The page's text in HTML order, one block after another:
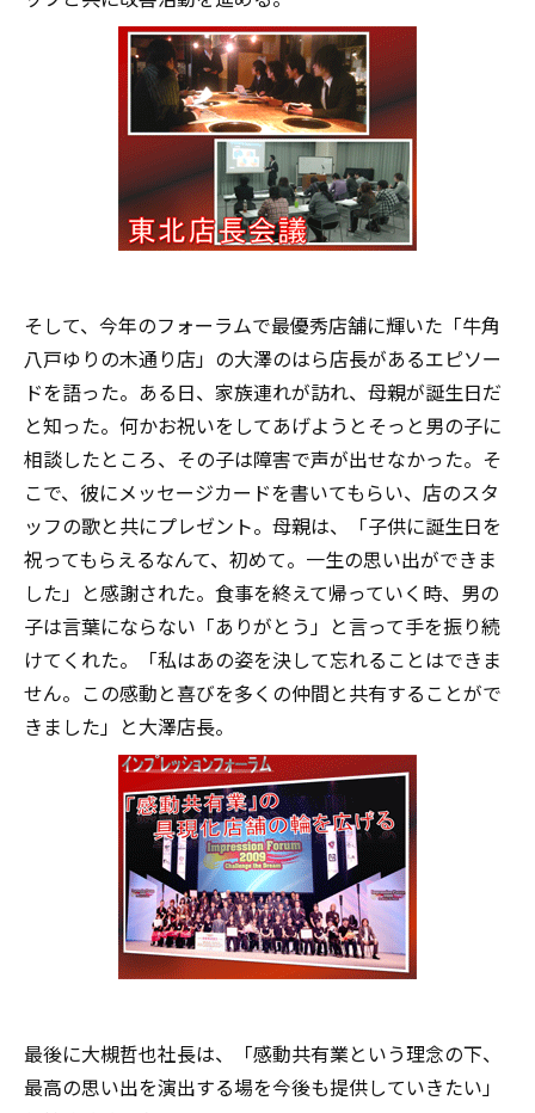
そして、今年のフォーラムで最優秀店舗に輝いた「牛角
八戸ゆりの木通り店」の大澤のはら店長があるエピソー
ドを語った。ある日、家族連れが訪れ、母親が誕生日だ
と知った。何かお祝いをしてあげようとそっと男の子に
相談したところ、その子は障害で声が出せなかった。そ
こで、彼にメッセージカードを書いてもらい、店のスタ
ッフの歌と共にプレゼント。母親は、「子供に誕生日を
祝ってもらえるなんて、初めて。一生の思い出ができま
した」と感謝された。食事を終えて帰っていく時、男の
子は言葉にならない「ありがとう」と言って手を振り続
けてくれた。「私はあの姿を決して忘れることはできま
せん。この感動と喜びを多くの仲間と共有することがで
きました」と大澤店長。
最後に大槻哲也社長は、「感動共有業という理念の下、
最高の思い出を演出する場を今後も提供していきたい」